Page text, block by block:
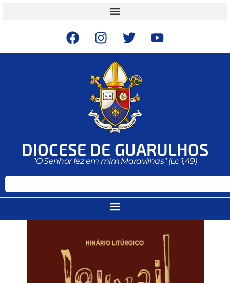
DIOCESE DE GUARULHOS
"O Senhor fez em mim Maravilhas" (Lc 1,49)